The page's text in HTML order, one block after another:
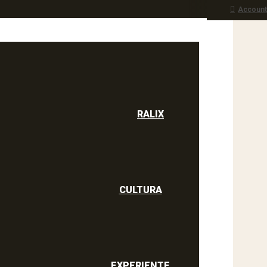
Account
RALIX
CULTURA